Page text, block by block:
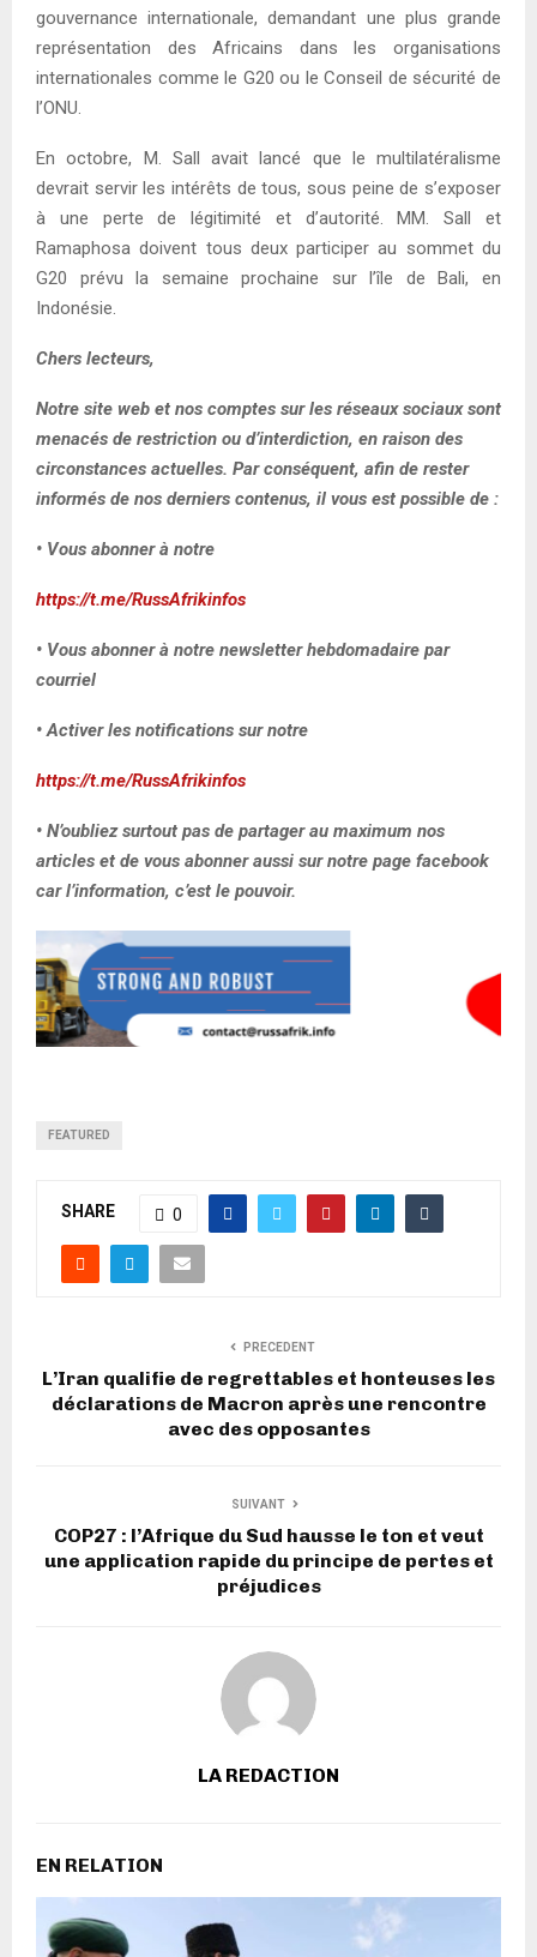
gouvernance internationale, demandant une plus grande
représentation des Africains dans les organisations
internationales comme le G20 ou le Conseil de sécurité de
l’ONU.
En octobre, M. Sall avait lancé que le multilatéralisme
devrait servir les intérêts de tous, sous peine de s’exposer
à une perte de légitimité et d’autorité. MM. Sall et
Ramaphosa doivent tous deux participer au sommet du
G20 prévu la semaine prochaine sur l’île de Bali, en
Indonésie.
Chers lecteurs,
Notre site web et nos comptes sur les réseaux sociaux sont
menacés de restriction ou d’interdiction, en raison des
circonstances actuelles. Par conséquent, afin de rester
informés de nos derniers contenus, il vous est possible de :
• Vous abonner à notre
https://t.me/RussAfrikinfos
• Vous abonner à notre newsletter hebdomadaire par
courriel
• Activer les notifications sur notre
https://t.me/RussAfrikinfos
• N’oubliez surtout pas de partager au maximum nos
articles et de vous abonner aussi sur notre page facebook
car l’information, c’est le pouvoir.
FEATURED
SHARE 0
PRECEDENT
L’Iran qualifie de regrettables et honteuses les
déclarations de Macron après une rencontre
avec des opposantes
SUIVANT
COP27 : l’Afrique du Sud hausse le ton et veut
une application rapide du principe de pertes et
préjudices
LA REDACTION
EN RELATION